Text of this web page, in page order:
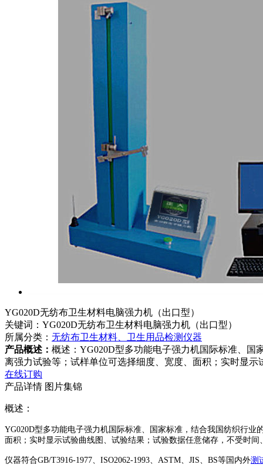
YG020D无纺布卫生材料电脑强力机（出口型）
关键词：YG020D无纺布卫生材料电脑强力机（出口型）
所属分类： 无纺布卫生材料、卫生用品检测仪器
产品概述： 概述：YG020D型多功能电子强力机国际标准、
离强力试验等；试样单位可选择细度、宽度、面积；实时显
在线订购
产品详情 图片集锦
概述：
YG020D型多功能电子强力机国际标准、国家标准，结合我国纺织行
面积；实时显示试验曲线图、试验结果；试验数据任意储存，不受时
仪器符合GB/T3916-1977、ISO2062-1993、ASTM、JIS、BS等国内外测